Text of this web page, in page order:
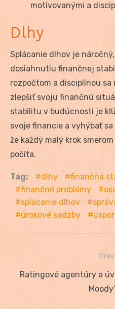
motivovanými a
Dlhy
Splácanie dlhov je
dosiahnutiu finančnej
rozpočtom a disciplínou sa
zlepšiť svoju finančnú
stabilitu v budúcnosti je
svoje financie a vyhýbať
že každý malý krok
počíta.
Tag: dlhy
finančná
finančné problémy
splácanie dlhov
úrokové sadzby
Navigácia
Previous
Ratingové agentúry a